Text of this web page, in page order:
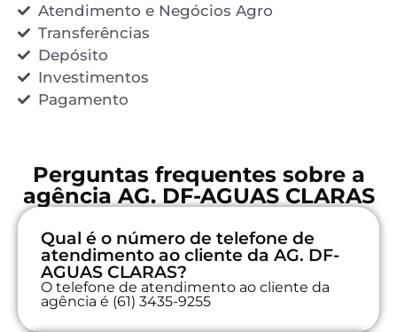
Atendimento e Negócios Agro
Transferências
Depósito
Investimentos
Pagamento
Perguntas frequentes sobre a
agência AG. DF-AGUAS CLARAS
Qual é o número de telefone de
atendimento ao cliente da AG. DF-
AGUAS CLARAS?
O telefone de atendimento ao cliente da
agência é (61) 3435-9255